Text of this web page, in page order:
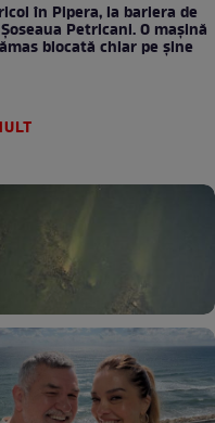
în Pipera, la bariera de
Petricani. O mașină
blocată chiar pe șine